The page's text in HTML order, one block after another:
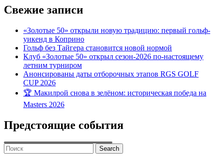
Свежие записи
«Золотые 50» открыли новую традицию: первый гольф-
уикенд в Коприно
Гольф без Тайгера становится новой нормой
Клуб «Золотые 50» открыл сезон-2026 по-настоящему
летним турниром
Анонсированы даты отборочных этапов RGS GOLF
CUP 2026
🏆 Макилрой снова в зелёном: историческая победа на
Masters 2026
Предстоящие события
Search
for: